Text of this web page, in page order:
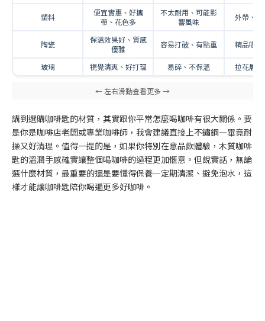
塑料
便宜實惠、好攜
帶、花色多
不太耐用、可能影
響風味
外帶、
陶瓷
保溫效果好、質感
優雅
容易打破、有點重 精品咖
玻璃 視覺清爽、好打理 易碎、不保溫 拉花展
講到選購咖啡匙的材質，其實跟你平常怎麼喝咖啡有很大關係。要
是你是咖啡店老闆或專業咖啡師，我會建議直接上不鏽鋼—畢竟耐
操又好清理。值得一提的是，如果你特別在意品飲體驗，木質咖啡
匙的溫潤手感確實讓整個喝咖啡的過程更加愜意。但說實話，無論
選什麼材質，最重要的還是要懂得保養—定期清潔、避免泡水，這
樣才能讓咖啡匙陪你喝遍更多好咖啡。